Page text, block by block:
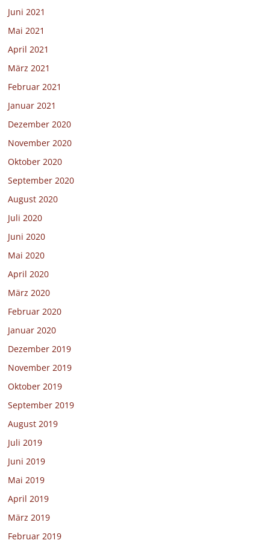
Juni 2021
Mai 2021
April 2021
März 2021
Februar 2021
Januar 2021
Dezember 2020
November 2020
Oktober 2020
September 2020
August 2020
Juli 2020
Juni 2020
Mai 2020
April 2020
März 2020
Februar 2020
Januar 2020
Dezember 2019
November 2019
Oktober 2019
September 2019
August 2019
Juli 2019
Juni 2019
Mai 2019
April 2019
März 2019
Februar 2019